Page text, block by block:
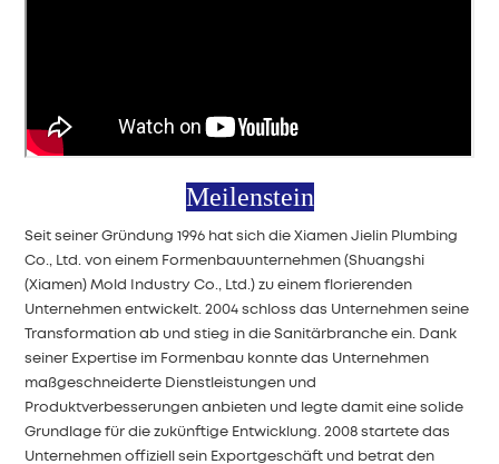
Meilenstein
Seit seiner Gründung 1996 hat sich die Xiamen Jielin Plumbing
Co., Ltd. von einem Formenbauunternehmen (Shuangshi
(Xiamen) Mold Industry Co., Ltd.) zu einem florierenden
Unternehmen entwickelt. 2004 schloss das Unternehmen seine
Transformation ab und stieg in die Sanitärbranche ein. Dank
seiner Expertise im Formenbau konnte das Unternehmen
maßgeschneiderte Dienstleistungen und
Produktverbesserungen anbieten und legte damit eine solide
Grundlage für die zukünftige Entwicklung. 2008 startete das
Unternehmen offiziell sein Exportgeschäft und betrat den